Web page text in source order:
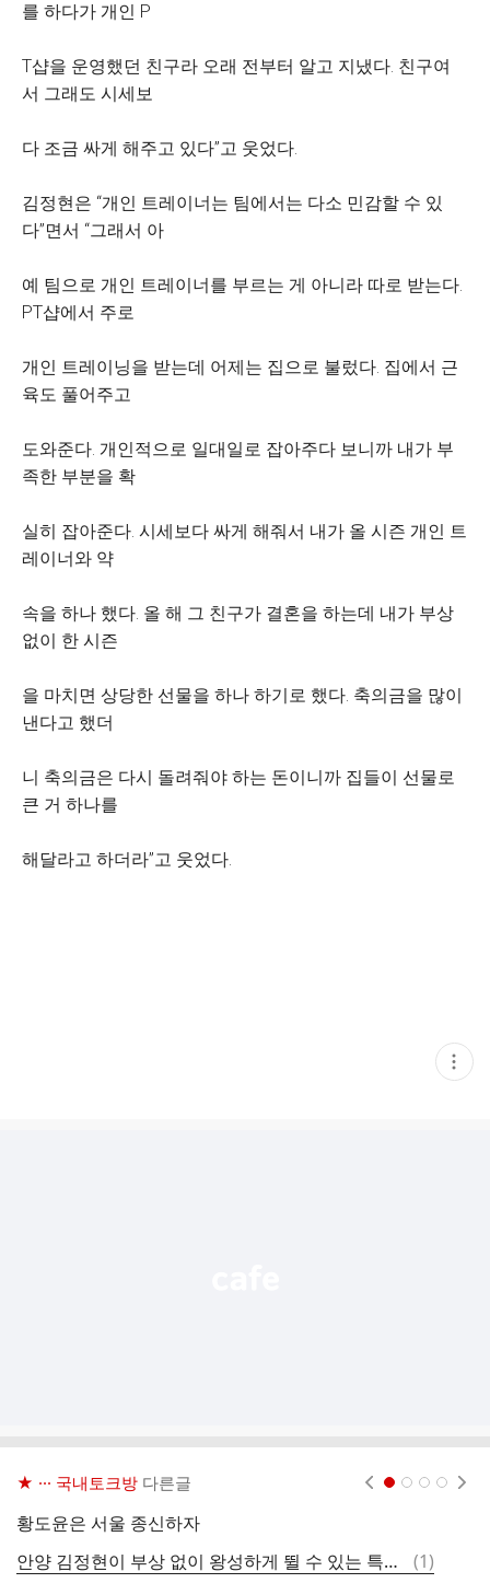
를 하다가 개인 P
T샵을 운영했던 친구라 오래 전부터 알고 지냈다. 친구여
서 그래도 시세보
다 조금 싸게 해주고 있다”고 웃었다.
김정현은 “개인 트레이너는 팀에서는 다소 민감할 수 있
다”면서 “그래서 아
예 팀으로 개인 트레이너를 부르는 게 아니라 따로 받는다.
PT샵에서 주로
개인 트레이닝을 받는데 어제는 집으로 불렀다. 집에서 근
육도 풀어주고
도와준다. 개인적으로 일대일로 잡아주다 보니까 내가 부
족한 부분을 확
실히 잡아준다. 시세보다 싸게 해줘서 내가 올 시즌 개인 트
레이너와 약
속을 하나 했다. 올 해 그 친구가 결혼을 하는데 내가 부상
없이 한 시즌
을 마치면 상당한 선물을 하나 하기로 했다. 축의금을 많이
낸다고 했더
니 축의금은 다시 돌려줘야 하는 돈이니까 집들이 선물로
큰 거 하나를
해달라고 하더라”고 웃었다.
현
재
★ ··· 국내토크방 다른글
황도윤은 서울 종신하자
안양 김정현이 부상 없이 왕성하게 뛸 수 있는 특별한 비결은?
댓
(1)